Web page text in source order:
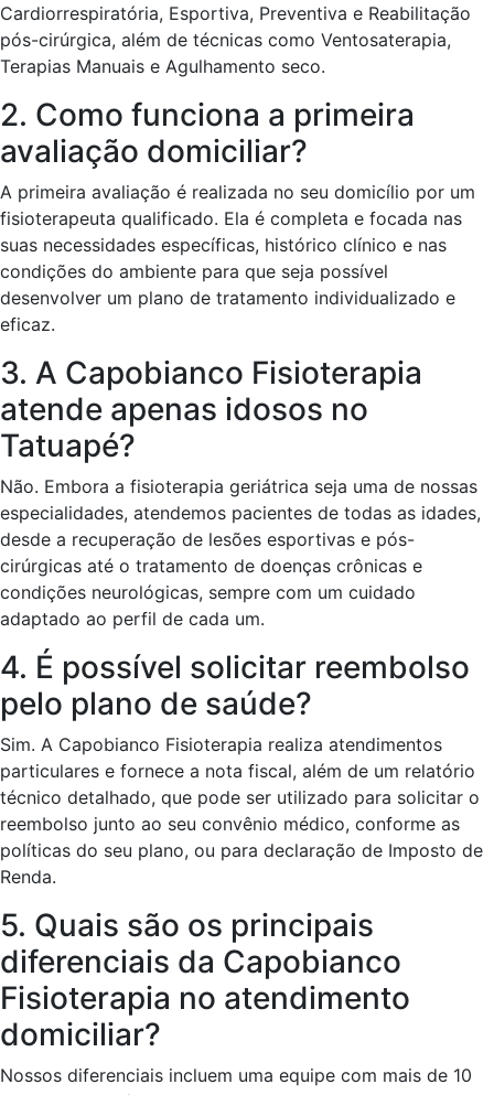
Cardiorrespiratória, Esportiva, Preventiva e Reabilitação
pós-cirúrgica, além de técnicas como Ventosaterapia,
Terapias Manuais e Agulhamento seco.
2. Como funciona a primeira
avaliação domiciliar?
A primeira avaliação é realizada no seu domicílio por um
fisioterapeuta qualificado. Ela é completa e focada nas
suas necessidades específicas, histórico clínico e nas
condições do ambiente para que seja possível
desenvolver um plano de tratamento individualizado e
eficaz.
3. A Capobianco Fisioterapia
atende apenas idosos no
Tatuapé?
Não. Embora a fisioterapia geriátrica seja uma de nossas
especialidades, atendemos pacientes de todas as idades,
desde a recuperação de lesões esportivas e pós-
cirúrgicas até o tratamento de doenças crônicas e
condições neurológicas, sempre com um cuidado
adaptado ao perfil de cada um.
4. É possível solicitar reembolso
pelo plano de saúde?
Sim. A Capobianco Fisioterapia realiza atendimentos
particulares e fornece a nota fiscal, além de um relatório
técnico detalhado, que pode ser utilizado para solicitar o
reembolso junto ao seu convênio médico, conforme as
políticas do seu plano, ou para declaração de Imposto de
Renda.
5. Quais são os principais
diferenciais da Capobianco
Fisioterapia no atendimento
domiciliar?
Nossos diferenciais incluem uma equipe com mais de 10